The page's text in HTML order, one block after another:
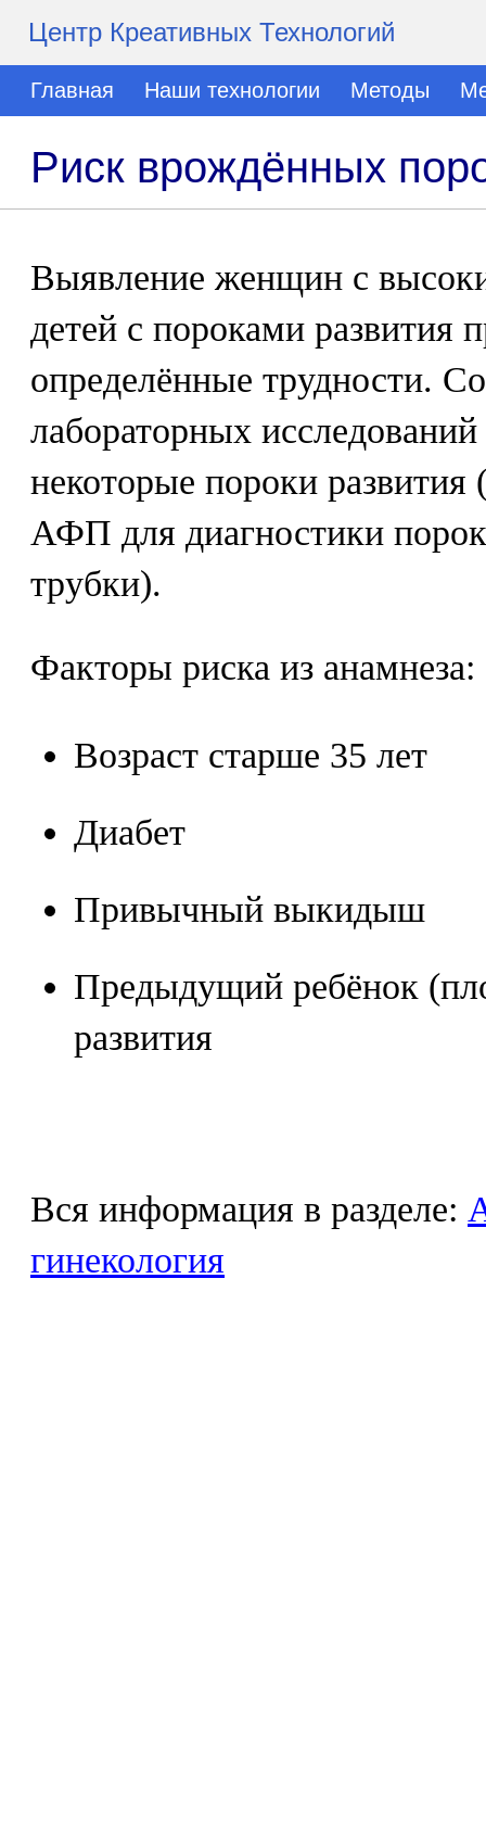
Центр Креативных Технологий
Главная Наши технологии Методы
Риск врождённых
Выявление женщин с
детей с пороками развития
определённые трудности.
лабораторных
некоторые пороки развития
АФП для диагностики
трубки).
Факторы риска из анамнеза:
Возраст старше 35 лет
Диабет
Привычный выкидыш
Предыдущий ребёнок
развития
Вся информация в разделе:
гинекология